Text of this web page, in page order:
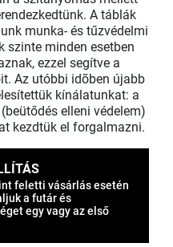
A táblák
munka- és tűzvédelmi
szinte minden esetben
ezzel segítve a
Az utóbbi idõben újabb
kínálatunkat: a
elleni védelem)
kezdtük el forgalmazni.
feletti vásárlás esetén
a futár és
egy vagy az első